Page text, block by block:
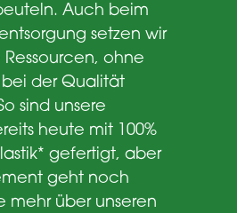
Auch beim
setzen wir
ohne
bei der Qualität
sind unsere
heute mit 100%
gefertigt, aber
geht noch
mehr über unseren